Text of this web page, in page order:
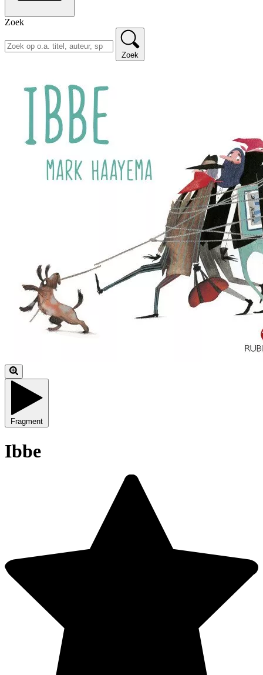
Zoek
Zoek
Fragment
Ibbe